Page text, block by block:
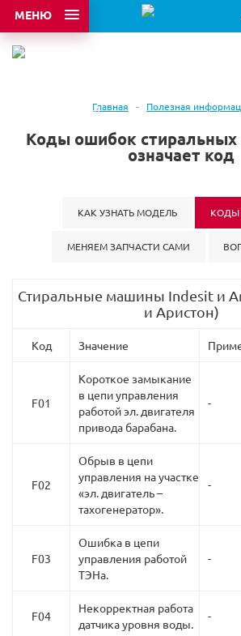
МЕНЮ
Главная - Полезная
Коды ошибок
означает код
КАК УЗНАТЬ МОДЕЛЬ
МЕНЯЕМ ЗАПЧАСТИ САМИ
Стиральные машины Indesit и
и Аристон)
Код Значение
F01
Короткое замыкание
в цепи управления
работой эл. двигателя
привода барабана.
-
F02
Обрыв в цепи
управления на участке
«эл. двигатель –
тахогенератор».
-
F03
Ошибка в цепи
управления работой
ТЭНа.
-
F04
Некорректная работа
датчика уровня воды.
-